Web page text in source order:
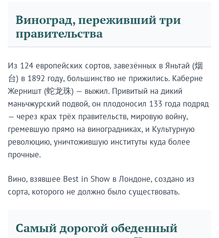
Виноград, переживший три
правительства
Из 124 европейских сортов, завезённых в Яньтай (烟
台) в 1892 году, большинство не прижились. Каберне
Жерништ (蛇龙珠) — выжил. Привитый на дикий
маньчжурский подвой, он плодоносил 133 года подряд
— через крах трёх правительств, мировую войну,
гремевшую прямо на виноградниках, и Культурную
революцию, уничтожившую институты куда более
прочные.
Вино, взявшее Best in Show в Лондоне, создано из
сорта, которого не должно было существовать.
Самый дорогой обеденный